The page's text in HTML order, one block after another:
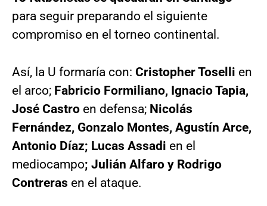
para seguir preparando el siguiente
compromiso en el torneo continental.
Así, la U formaría con: Cristopher Toselli en
el arco; Fabricio Formiliano, Ignacio Tapia,
José Castro en defensa; Nicolás
Fernández, Gonzalo Montes, Agustín Arce,
Antonio Díaz; Lucas Assadi en el
mediocampo; Julián Alfaro y Rodrigo
Contreras en el ataque.